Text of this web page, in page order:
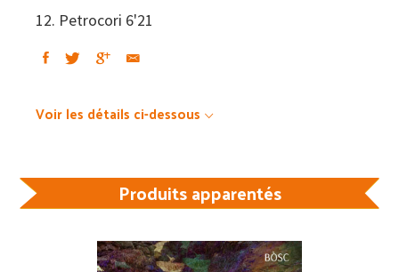
12. Petrocori 6'21
Voir les détails ci-dessous
Produits apparentés